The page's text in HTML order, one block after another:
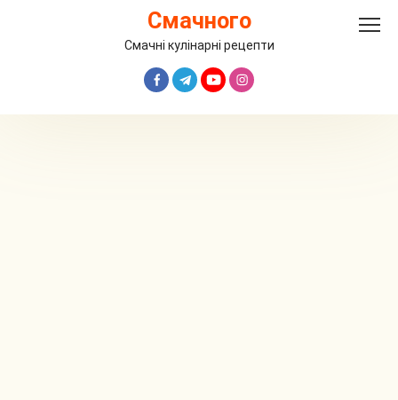
Смачного
Смачні кулінарні рецепти